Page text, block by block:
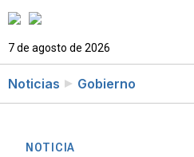
7 de agosto de 2026
Noticias Gobierno
NOTICIA